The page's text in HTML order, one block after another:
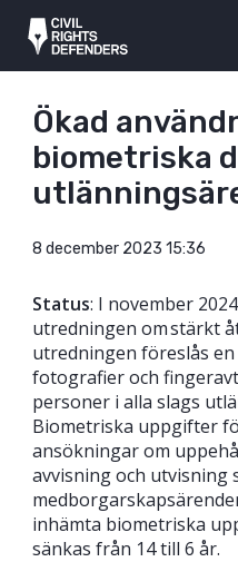
Ökad
biometriska
8 december 2023 15:36
Status: I november
utredningen om stärkt
utredningen föreslås
fotografier och
personer i alla slags
Biometriska uppgifter
ansökningar om
avvisning och utvisning
inhämta biometriska
sänkas från 14 till 6 år.